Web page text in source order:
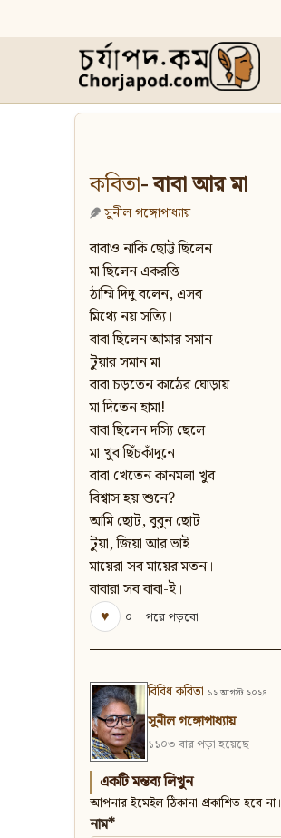
কবিতা- বাবা আর মা
সুনীল গঙ্গোপাধ্যায়
বাবাও নাকি ছোট্ট ছিলেন
মা ছিলেন একরত্তি
ঠাম্মি দিদু বলেন, এসব
মিথ্যে নয় সত্যি।
বাবা ছিলেন আমার সমান
টুয়ার সমান মা
বাবা চড়তেন কাঠের ঘোড়ায়
মা দিতেন হামা!
বাবা ছিলেন দস্যি ছেলে
মা খুব ছিঁচকাঁদুনে
বাবা খেতেন কানমলা খুব
বিশ্বাস হয় শুনে?
আমি ছোট, বুবুন ছোট
টুয়া, জিয়া আর ভাই
মায়েরা সব মায়ের মতন।
বাবারা সব বাবা-ই।
♥
০ পরে পড়বো
বিবিধ কবিতা ১২ আগস্ট ২০২৪
সুনীল গঙ্গোপাধ্যায়
১১০৩ বার পড়া হয়েছে
একটি মন্তব্য লিখুন
আপনার ইমেইল ঠিকানা প্রকাশিত হবে না।
নাম*